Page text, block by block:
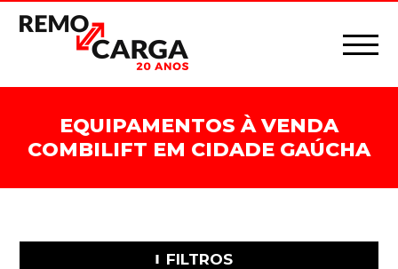
EQUIPAMENTOS À VENDA
COMBILIFT EM CIDADE GAÚCHA
FILTROS